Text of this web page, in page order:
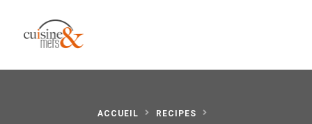
ACCUEIL RECIPES